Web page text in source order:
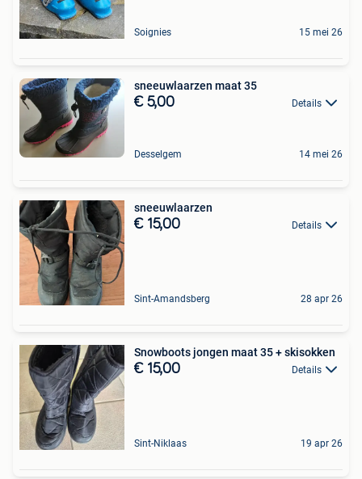
Soignies 15 mei 26
sneeuwlaarzen maat 35
€ 5,00 Details
Desselgem 14 mei 26
sneeuwlaarzen
€ 15,00 Details
Sint-Amandsberg 28 apr 26
Snowboots jongen maat 35 + skisokken
€ 15,00 Details
Sint-Niklaas 19 apr 26